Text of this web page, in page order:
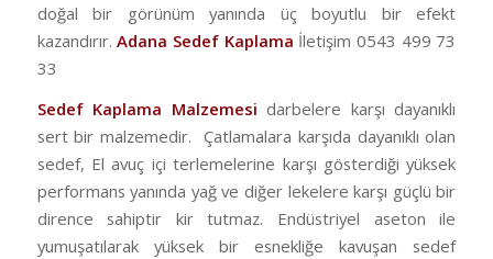
doğal bir görünüm yanında üç boyutlu bir efekt
kazandırır. Adana Sedef Kaplama İletişim 0543 499 73
33
Sedef Kaplama Malzemesi darbelere karşı dayanıklı
sert bir malzemedir. Çatlamalara karşıda dayanıklı olan
sedef, El avuç içi terlemelerine karşı gösterdiği yüksek
performans yanında yağ ve diğer lekelere karşı güçlü bir
dirence sahiptir kir tutmaz. Endüstriyel aseton ile
yumuşatılarak yüksek bir esnekliğe kavuşan sedef